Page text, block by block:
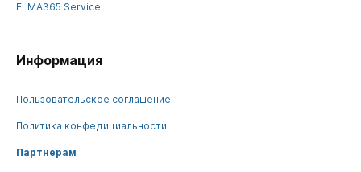
ELMA365 Service
Информация
Пользовательское соглашение
Политика конфедициальности
Партнерам